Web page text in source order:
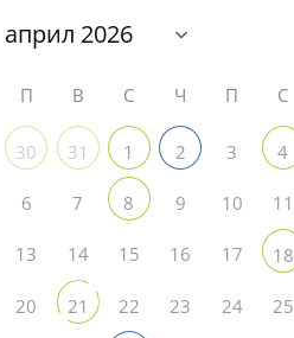
П В С Ч П С
30 31 1 2 3 4
6 7 8 9 10 11
13 14 15 16 17 18
20 21 22 23 24 25